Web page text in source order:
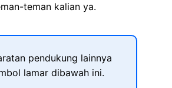
teman kalian ya.
pendukung lainnya
lamar dibawah ini.